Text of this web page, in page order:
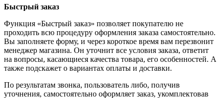
Быстрый заказ
Функция «Быстрый заказ» позволяет покупателю не
проходить всю процедуру оформления заказа самостоятельно.
Вы заполняете форму, и через короткое время вам перезвонит
менеджер магазина. Он уточнит все условия заказа, ответит
на вопросы, касающиеся качества товара, его особенностей. А
также подскажет о вариантах оплаты и доставки.
По результатам звонка, пользователь либо, получив
уточнения, самостоятельно оформляет заказ, укомплектовав